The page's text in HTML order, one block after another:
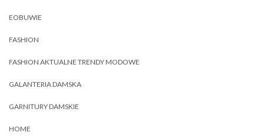
EOBUWIE
FASHION
FASHION AKTUALNE TRENDY MODOWE
GALANTERIA DAMSKA
GARNITURY DAMSKIE
HOME